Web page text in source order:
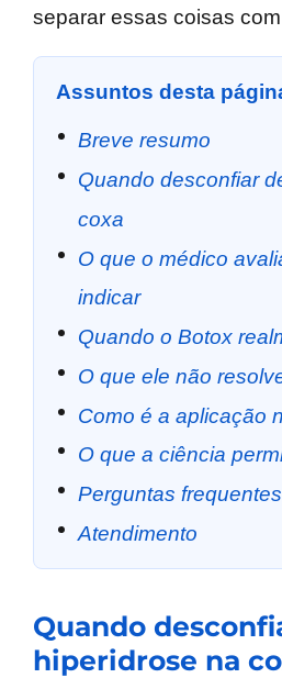
separar essas coisas
Assuntos desta
Breve resumo
Quando desconfiar
coxa
O que o médico
indicar
Quando o Botox
O que ele não
Como é a aplicação
O que a ciência
Perguntas frequentes
Atendimento
Quando
hiperidrose na